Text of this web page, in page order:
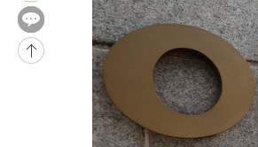
2시간 전 > [속보] "이란-오만, 호르무즈 해협 통